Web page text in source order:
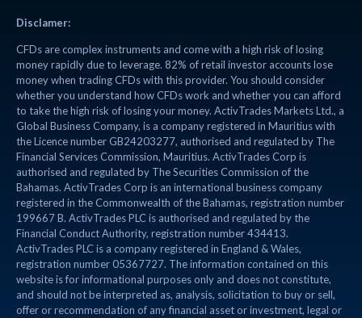
Disclamer:
CFDs are complex instruments and come with a high risk of losing
money rapidly due to leverage. 82% of retail investor accounts lose
money when trading CFDs with this provider. You should consider
whether you understand how CFDs work and whether you can afford
to take the high risk of losing your money. ActivTrades Markets Ltd., a
Global Business Company, is a company registered in Mauritius with
the Licence number GB24203277, authorised and regulated by The
Financial Services Commission, Mauritius. ActivTrades Corp is
authorised and regulated by The Securities Commission of the
Bahamas. ActivTrades Corp is an international business company
registered in the Commonwealth of the Bahamas, registration number
199667 B. ActivTrades PLC is authorised and regulated by the
Financial Conduct Authority, registration number 434413.
ActivTrades PLC is a company registered in England & Wales,
registration number 05367727. The information contained on this
website is for informational purposes only and does not constitute,
and should not be interpreted as, analysis, solicitation to buy or sell,
offer or recommendation of any financial asset or investment, legal or